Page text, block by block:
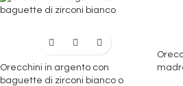
Orecchini in argento con
baguette di zirconi bianco o